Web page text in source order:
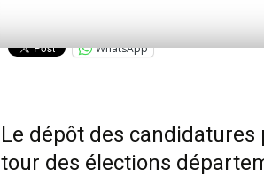
WhatsApp
Le dépôt des candidatures
tour des élections